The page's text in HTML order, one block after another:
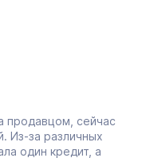
продавцом, сейчас
Из-за различных
один кредит, а